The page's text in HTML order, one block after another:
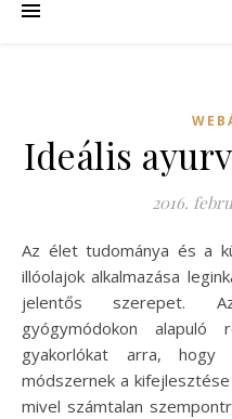
Ideális
2016.
Az élet tudománya és a különféle természetes eredetű
illóolajok alkalmazása
jelentős szerepet.
gyógymódokon
gyakorlókat arra,
módszernek a
mivel számtalan